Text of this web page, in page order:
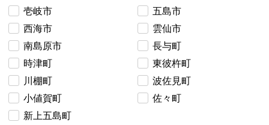
壱岐市
五島市
西海市
雲仙市
南島原市
長与町
時津町
東彼杵町
川棚町
波佐見町
小値賀町
佐々町
新上五島町